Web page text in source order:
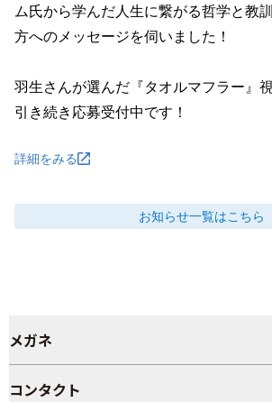
ム氏から学んだ人生に繋がる哲学と教
方へのメッセージを伺いました！
羽生さんが選んだ『タオルマフラー』
引き続き応募受付中です！
詳細をみる
お知らせ一覧はこちら
メガネ
コンタクト